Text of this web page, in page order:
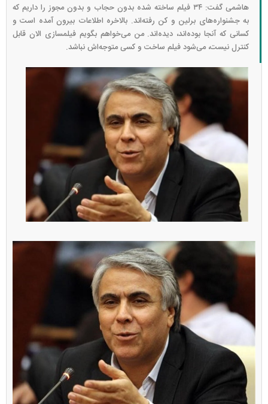
هاشمی گفت: ۳۴ فیلم ساخته شده بدون حجاب و بدون مجوز را داریم که
به جشنواره‌های برلین و کن رفته‌اند. بالاخره اطلاعات بیرون آمده است و
کسانی که آنجا بوده‌اند، دیده‌اند. من می‌خواهم بگویم فیلمسازی الان قابل
کنترل نیست، می‌شود فیلم ساخت و کسی متوجه‌اش نباشد.